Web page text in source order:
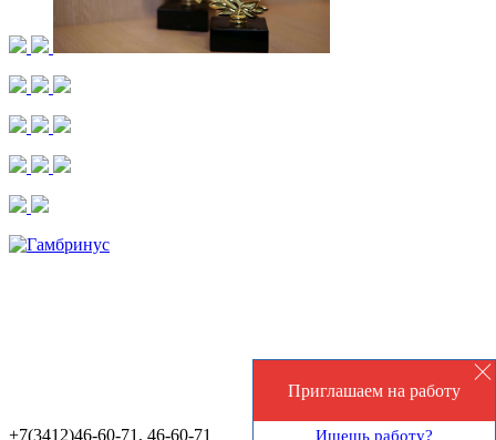
+7(3412)46-60-71, 46-60-71
Приглашаем на работу
Ищешь работу?